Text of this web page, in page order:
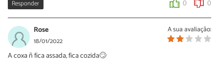
Responder 0 0
A sua avaliação:
Rose
18/01/2022
A coxa ñ fica assada, fica cozida🙄